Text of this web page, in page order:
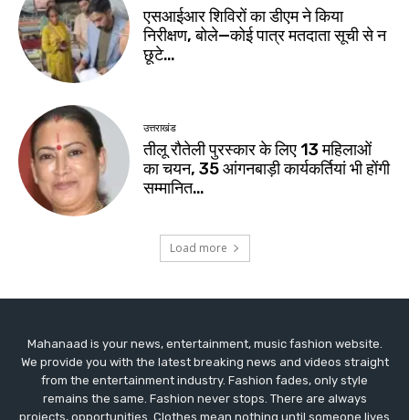
Mahanaad is your news, entertainment, music fashion website.
We provide you with the latest breaking news and videos straight
from the entertainment industry. Fashion fades, only style
remains the same. Fashion never stops. There are always
projects, opportunities. Clothes mean nothing until someone lives